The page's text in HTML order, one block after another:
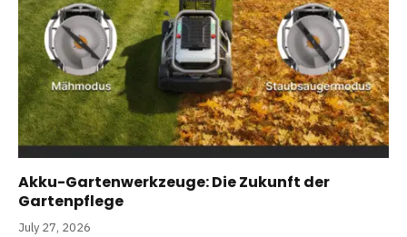
Akku-Gartenwerkzeuge: Die Zukunft der
Gartenpflege
July 27, 2026